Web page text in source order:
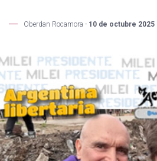
Oberdan Rocamora - 10 de octubre 2025